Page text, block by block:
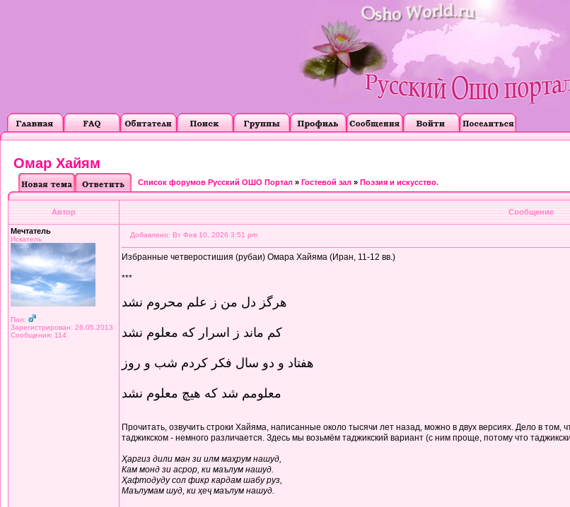
Омар Хайям
Список форумов Русский ОШО Портал » Гостевой зал » Поэзия и искусство.
Автор Сообщение
Мечтатель
Искатель
Пол:
Зарегистрирован: 26.05.2013
Сообщения: 114
Добавлено: Вт Фев 10, 2026 3:51 pm
Избранные четверостишия (рубаи) Омара Хайяма (Иран, 11-12 вв.)
***
هرگز دل من ز علم محروم نشد
کم ماند ز اسرار که معلوم نشد
هفتاد و دو سال فکر کردم شب و روز
معلومم شد که هیچ معلوم نشد
Прочитать, озвучить строки Хайяма, написанные около тысячи лет назад, можно в двух версиях. Дело в
таджикском - немного различается. Здесь мы возьмём таджикский вариант (с ним проще, потому что
Ҳаргиз дили ман зи илм маҳрум нашуд,
Кам монд зи асрор, ки маълум нашуд.
Ҳафтодуду сол фикр кардам шабу руз,
Маълумам шуд, ки ҳеҷ маълум нашуд.